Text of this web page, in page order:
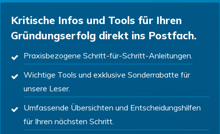
Kritische Infos und Tools für Ihren
Gründungserfolg direkt ins Postfach.
Praxisbezogene Schritt-für-Schritt-Anleitungen.
Wichtige Tools und exklusive Sonderrabatte für
unsere Leser.
Umfassende Übersichten und Entscheidungshilfen
für Ihren nächsten Schritt.